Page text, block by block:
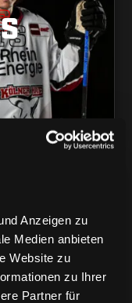
Anzeigen zu
Medien anbieten
Website zu
zu Ihrer
Partner für